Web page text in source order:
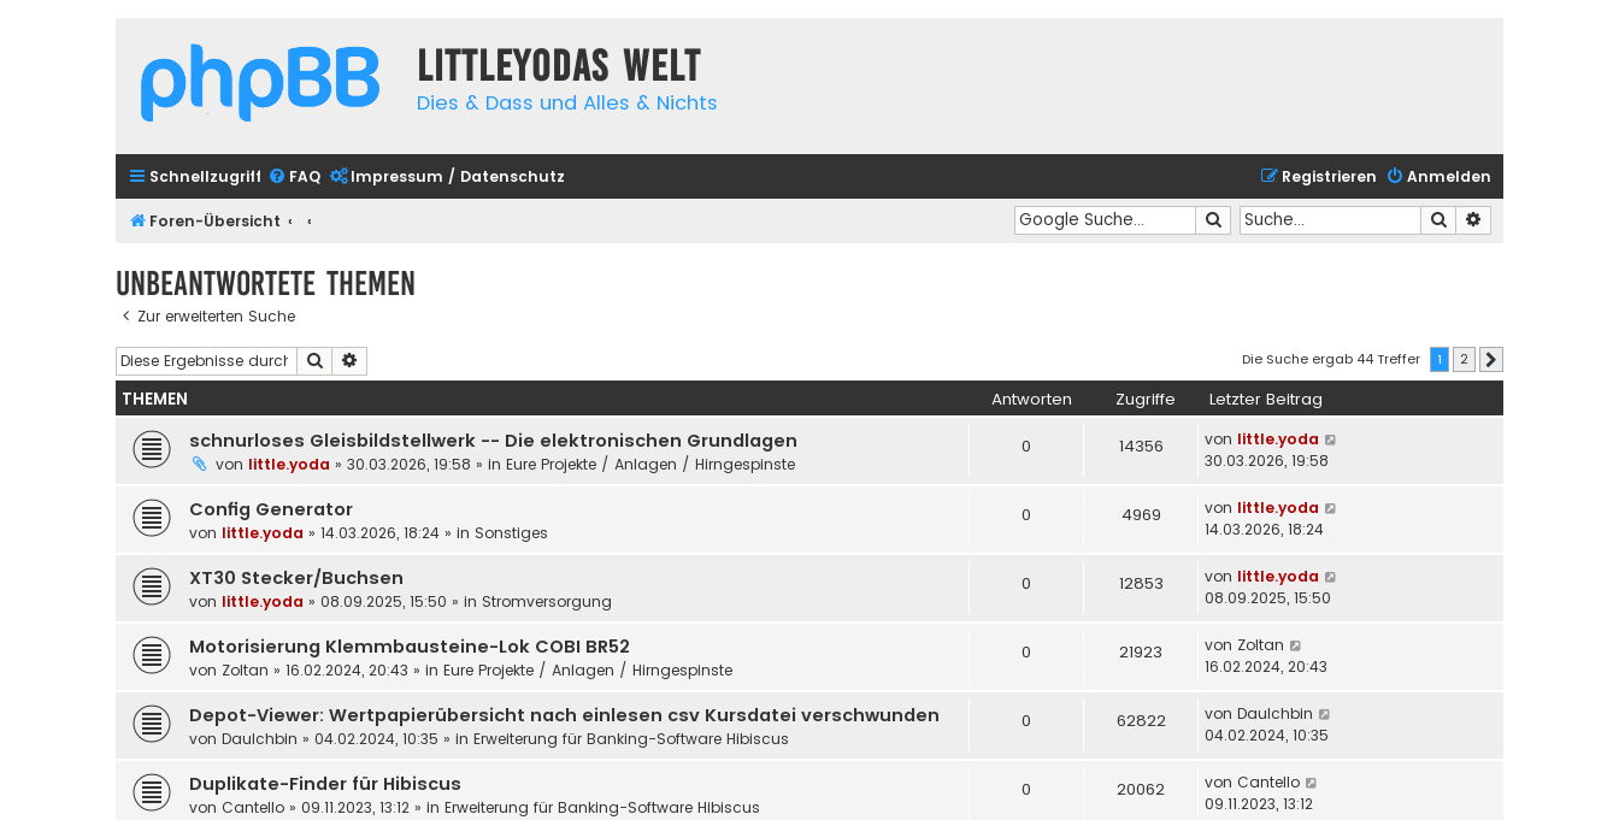
Littleyodas Welt
Dies & Dass und Alles & Nichts
Schnellzugriff FAQ Impressum / Datenschutz Anmelden
Registrieren
Foren-Übersicht Suche
Suche
Unbeantwortete Themen
Zur erweiterten Suche
Suche Die Suche ergab 44 Treffer 1 2
THEMEN Antworten Zugriffe Letzter Beitrag
schnurloses Gleisbildstellwerk -- Die elektronischen Grundlagen
von little.yoda » 30.03.2026, 19:58 » in Eure Projekte / Anlagen / Hirngespinste
0 14356 von little.yoda
30.03.2026, 19:58
Config Generator
von little.yoda » 14.03.2026, 18:24 » in Sonstiges
0 4969 von little.yoda
14.03.2026, 18:24
XT30 Stecker/Buchsen
von little.yoda » 08.09.2025, 15:50 » in Stromversorgung
0 12853 von little.yoda
08.09.2025, 15:50
Motorisierung Klemmbausteine-Lok COBI BR52
von Zoltan » 16.02.2024, 20:43 » in Eure Projekte / Anlagen / Hirngespinste
0 21923 von Zoltan
16.02.2024, 20:43
Depot-Viewer: Wertpapierübersicht nach einlesen csv Kursdatei verschwunden
von DauIchbin » 04.02.2024, 10:35 » in Erweiterung für Banking-Software Hibiscus
0 62822 von DauIchbin
04.02.2024, 10:35
Duplikate-Finder für Hibiscus
von Cantello » 09.11.2023, 13:12 » in Erweiterung für Banking-Software Hibiscus
0 20062 von Cantello
09.11.2023, 13:12